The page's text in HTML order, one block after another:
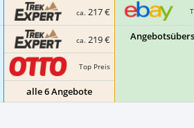
ca.217 €
ca.219 €
Top Preis
alle 6 Angebote